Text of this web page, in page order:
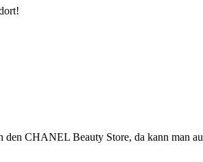
CHANEL Beauty Store, da kann man